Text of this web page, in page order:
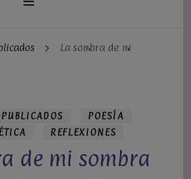
La sombra de mi
POESÍA
REFLEXIONES
de mi sombra